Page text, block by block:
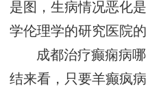
是图，生病情况恶化
学伦理学的研究医院
成都治疗癫痫病
结来看，只要羊癫疯